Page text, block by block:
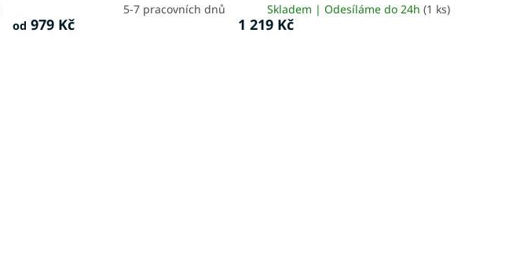
5-7 pracovních dnů
od 979 Kč
Skladem | Odesíláme do 24h (1 ks)
1 219 Kč